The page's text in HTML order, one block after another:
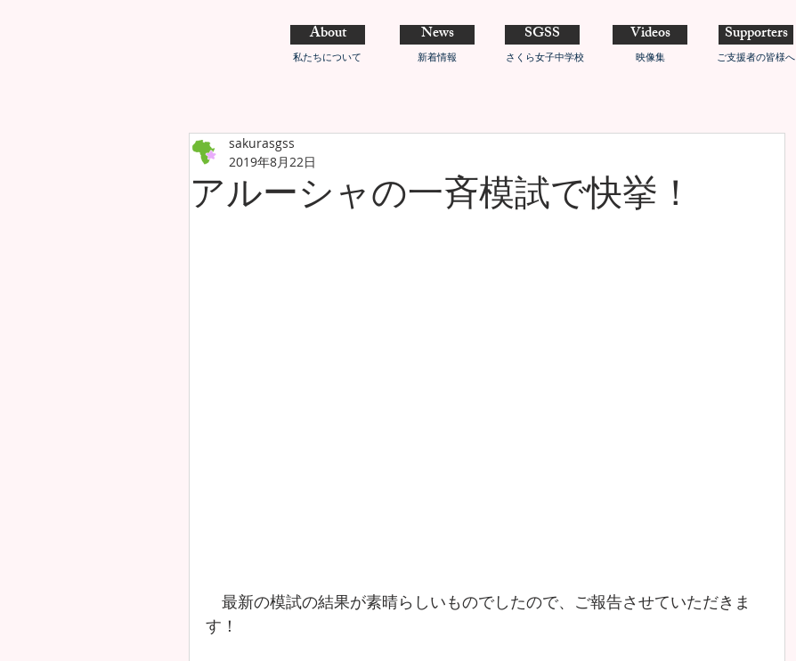
About
私たちについて
News
新着情報
SGSS
さくら女子中学校
Videos
映像集
Supporters
ご支援者の皆様へ
アルーシャの一斉模試で快挙！
sakurasgss
2019年8月22日
最新の模試の結果が素晴らしいものでしたので、ご報告させていただきま
す！